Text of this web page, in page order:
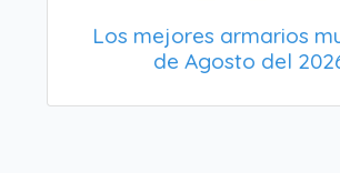
Los mejores armarios
de Agosto del